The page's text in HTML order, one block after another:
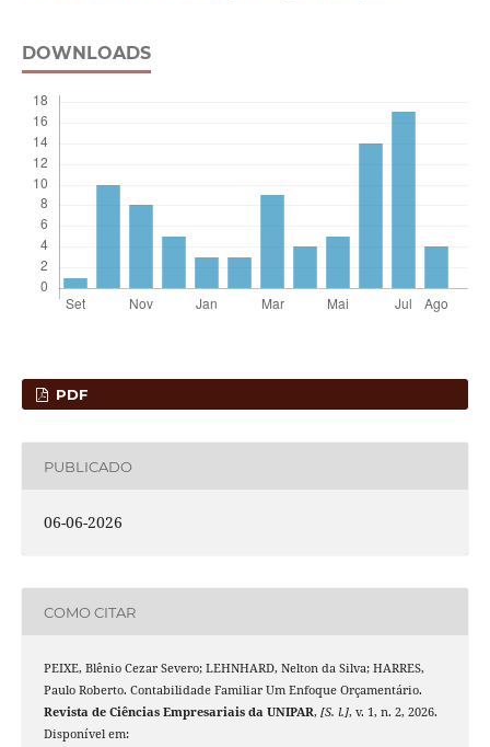
DOWNLOADS
PDF
PUBLICADO
06-06-2026
COMO CITAR
PEIXE, Blênio Cezar Severo; LEHNHARD, Nelton da Silva; HARRES,
Paulo Roberto. Contabilidade Familiar Um Enfoque Orçamentário.
Revista de Ciências Empresariais da UNIPAR, [S. l.], v. 1, n. 2, 2026.
Disponível em: